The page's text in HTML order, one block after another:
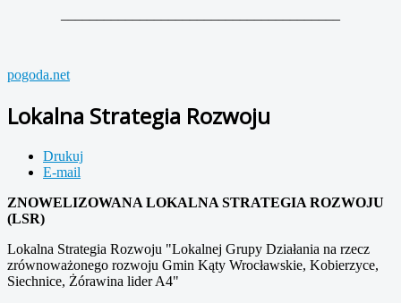
pogoda.net
Lokalna Strategia Rozwoju
Drukuj
E-mail
ZNOWELIZOWANA LOKALNA STRATEGIA ROZWOJU
(LSR)
Lokalna Strategia Rozwoju "Lokalnej Grupy Działania na rzecz
zrównoważonego rozwoju Gmin Kąty Wrocławskie, Kobierzyce,
Siechnice, Żórawina lider A4"